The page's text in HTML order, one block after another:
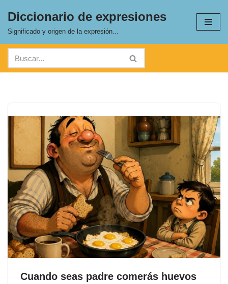
Saltar
contenido
Diccionario de expresiones
Significado y origen de la expresión...
Cuando seas padre comerás huevos